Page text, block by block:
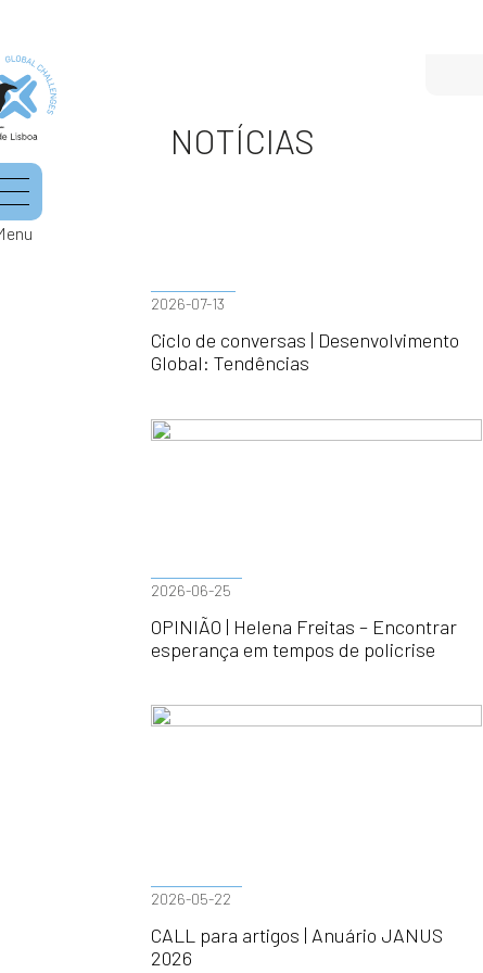
NOTÍCIAS
2026-07-13
Ciclo de conversas | Desenvolvimento
Global: Tendências
2026-06-25
OPINIÃO | Helena Freitas – Encontrar
esperança em tempos de policrise
2026-05-22
CALL para artigos | Anuário JANUS
2026